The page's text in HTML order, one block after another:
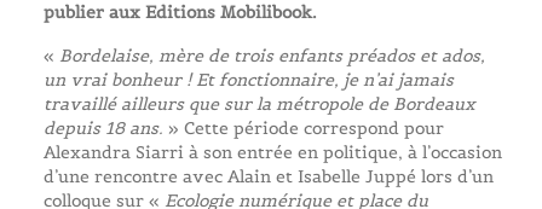
publier aux Editions Mobilibook.
« Bordelaise, mère de trois enfants préados et ados,
un vrai bonheur ! Et fonctionnaire, je n’ai jamais
travaillé ailleurs que sur la métropole de Bordeaux
depuis 18 ans. » Cette période correspond pour
Alexandra Siarri à son entrée en politique, à l’occasion
d’une rencontre avec Alain et Isabelle Juppé lors d’un
colloque sur « Ecologie numérique et place du